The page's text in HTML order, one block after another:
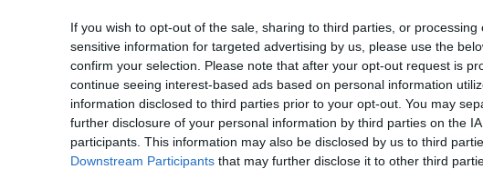
If you wish to opt-out of the sale, sharing to third parties, or processing
sensitive information for targeted advertising by us, please use the
confirm your selection. Please note that after your opt-out request is
continue seeing interest-based ads based on personal information
information disclosed to third parties prior to your opt-out. You may
further disclosure of your personal information by third parties on the
participants. This information may also be disclosed by us to third
Downstream Participants that may further disclose it to other third